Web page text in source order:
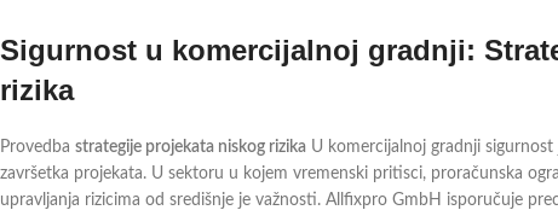
Sigurnost u komercijalnoj gradnji:
rizika
Provedba strategije projekata niskog rizika U komercijalnoj gradnji
završetka projekata. U sektoru u kojem vremenski pritisci, proračunska
upravljanja rizicima od središnje je važnosti. Allfixpro GmbH isporučuje